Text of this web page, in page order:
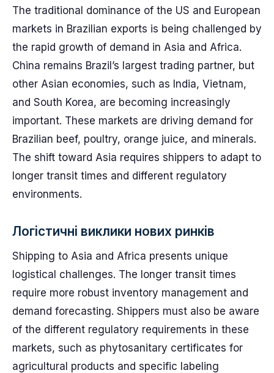
The traditional dominance of the US and European
markets in Brazilian exports is being challenged by
the rapid growth of demand in Asia and Africa.
China remains Brazil’s largest trading partner, but
other Asian economies, such as India, Vietnam,
and South Korea, are becoming increasingly
important. These markets are driving demand for
Brazilian beef, poultry, orange juice, and minerals.
The shift toward Asia requires shippers to adapt to
longer transit times and different regulatory
environments.
Логістичні виклики нових ринків
Shipping to Asia and Africa presents unique
logistical challenges. The longer transit times
require more robust inventory management and
demand forecasting. Shippers must also be aware
of the different regulatory requirements in these
markets, such as phytosanitary certificates for
agricultural products and specific labeling